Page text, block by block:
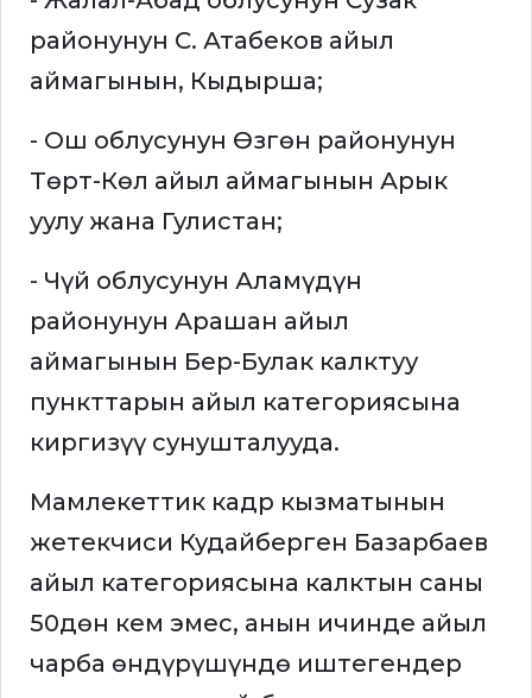
районунун С. Атабеков айыл
аймагынын, Кыдырша;
- Ош облусунун Өзгөн районунун
Төрт-Көл айыл аймагынын Арык
уулу жана Гулистан;
- Чүй облусунун Аламүдүн
районунун Арашан айыл
аймагынын Бер-Булак калктуу
пункттарын айыл категориясына
киргизүү сунушталууда.
Мамлекеттик кадр кызматынын
жетекчиси Кудайберген Базарбаев
айыл категориясына калктын саны
50дөн кем эмес, анын ичинде айыл
чарба өндүрүшүндө иштегендер